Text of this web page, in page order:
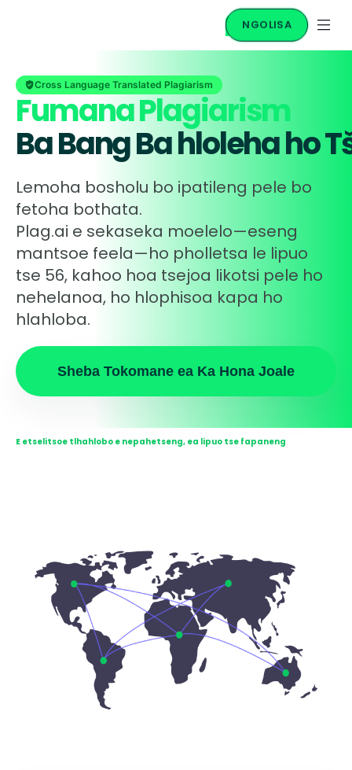
NGOLISA
Cross Language Translated Plagiarism
Fumana Plagiarism
Ba Bang Ba hloleha ho
Lemoha bosholu bo ipatileng pele bo
fetoha bothata.
Plag.ai e sekaseka moelelo—eseng
mantsoe feela—ho pholletsa le lipuo
tse 56, kahoo hoa tsejoa likotsi pele ho
nehelanoa, ho hlophisoa kapa ho
hlahloba.
Sheba Tokomane ea Ka Hona Joale
E etselitsoe tlhahlobo e nepahetseng, ea lipuo tse fapaneng